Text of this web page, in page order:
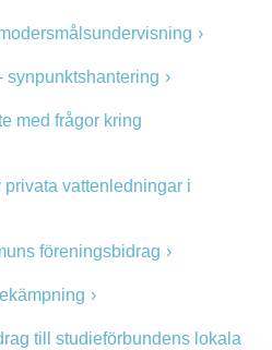
synpunktshantering
med frågor kring
vattenledningar i
föreningsbidrag
till studieförbundens lokala